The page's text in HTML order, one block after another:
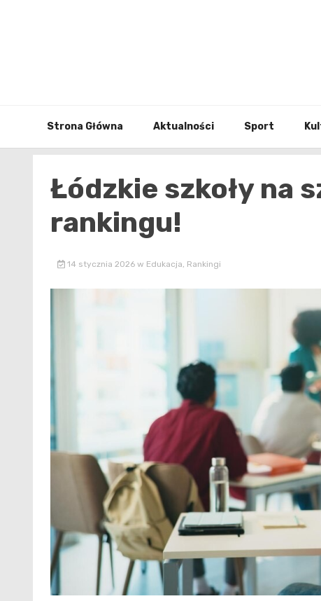
Strona Główna Aktualności Sport
Łódzkie szkoły na
rankingu!
14 stycznia 2026 w Edukacja, Rankingi